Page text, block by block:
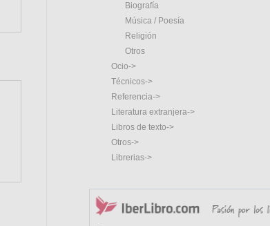
Biografía
Música / Poesía
Religión
Otros
Ocio->
Técnicos->
Referencia->
Literatura extranjera->
Libros de texto->
Otros->
Librerias->